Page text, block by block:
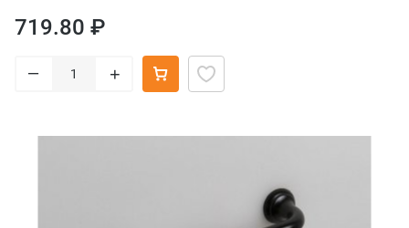
719.80 ₽
– +